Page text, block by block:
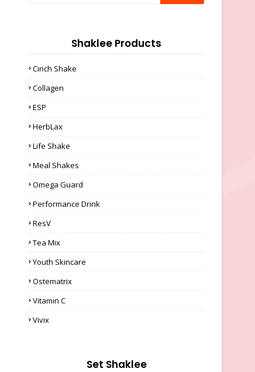
Shaklee Products
Cinch Shake
Collagen
ESP
HerbLax
Life Shake
Meal Shakes
Omega Guard
Performance Drink
ResV
Tea Mix
Youth Skincare
Ostematrix
Vitamin C
Vivix
Set Shaklee